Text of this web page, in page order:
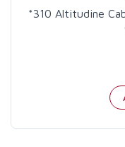
*310 Altitudine